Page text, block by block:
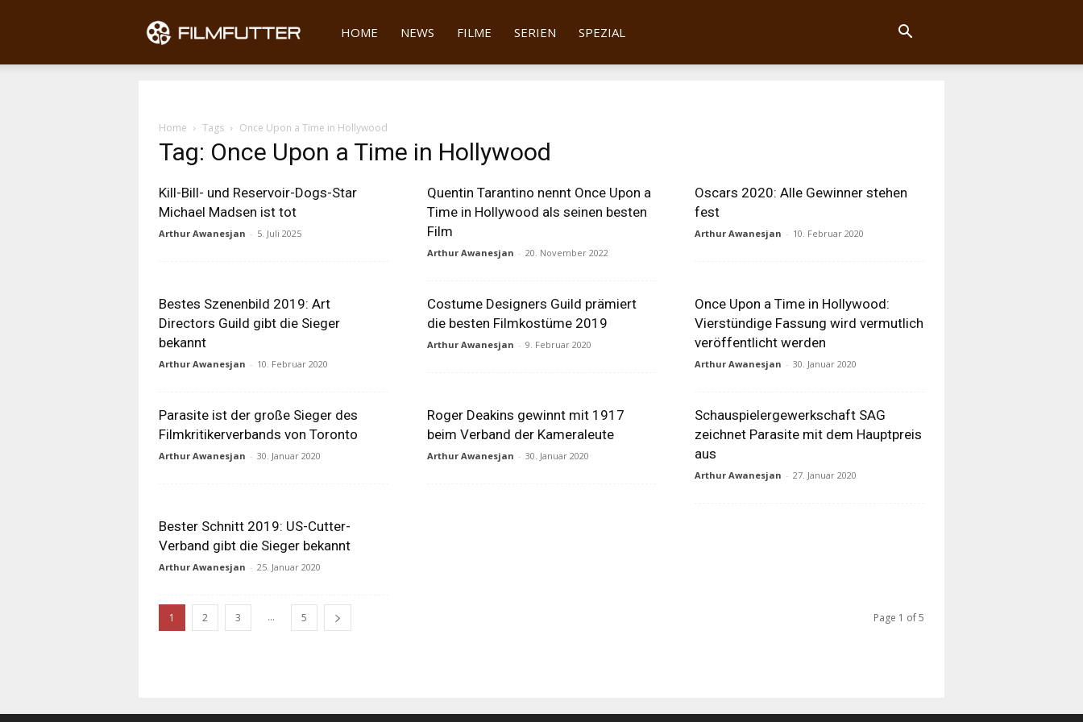
Filmfutter
HOME NEWS FILME SERIEN SPEZIAL
Home Tags Once Upon a Time in Hollywood
Tag: Once Upon a Time in Hollywood
Kill-Bill- und Reservoir-Dogs-Star
Michael Madsen ist tot
Arthur Awanesjan - 5. Juli 2025
Quentin Tarantino nennt Once Upon a
Time in Hollywood als seinen besten
Film
Arthur Awanesjan - 20. November 2022
Oscars 2020: Alle Gewinner stehen
fest
Arthur Awanesjan - 10. Februar 2020
Bestes Szenenbild 2019: Art
Directors Guild gibt die Sieger
bekannt
Arthur Awanesjan - 10. Februar 2020
Costume Designers Guild prämiert
die besten Filmkostüme 2019
Arthur Awanesjan - 9. Februar 2020
Once Upon a Time in Hollywood:
Vierstündige Fassung wird vermutlich
veröffentlicht werden
Arthur Awanesjan - 30. Januar 2020
Parasite ist der große Sieger des
Filmkritikerverbands von Toronto
Arthur Awanesjan - 30. Januar 2020
Roger Deakins gewinnt mit 1917
beim Verband der Kameraleute
Arthur Awanesjan - 30. Januar 2020
Schauspielergewerkschaft SAG
zeichnet Parasite mit dem Hauptpreis
aus
Arthur Awanesjan - 27. Januar 2020
Bester Schnitt 2019: US-Cutter-
Verband gibt die Sieger bekannt
Arthur Awanesjan - 25. Januar 2020
1 2 3 ... 5 Page 1 of 5